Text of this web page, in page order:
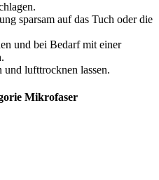
sparsam auf das Tuch oder die
und bei Bedarf mit einer
lufttrocknen lassen.
Mikrofaser